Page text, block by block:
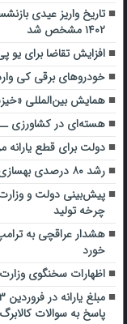
تاریخ واریز عیدی
۱۴۰۲ مشخص شد
افزایش تقاضا برای
خودروهای برقی کی
همایش بین‌المللی
هسته‌ای در کشاورزی ــ ۷۱ |اصلاح چغندرقند برای قنددهی
دولت برای قطع یارانه
رشد ۸۰ درصدی بهسازی و بازسازی خطوط ریلی در دولت سیزدهم
پیش‌بینی دولت و
چرخه تولید
خورد
اظهارات سخنگوی
پاسخ به سوالات